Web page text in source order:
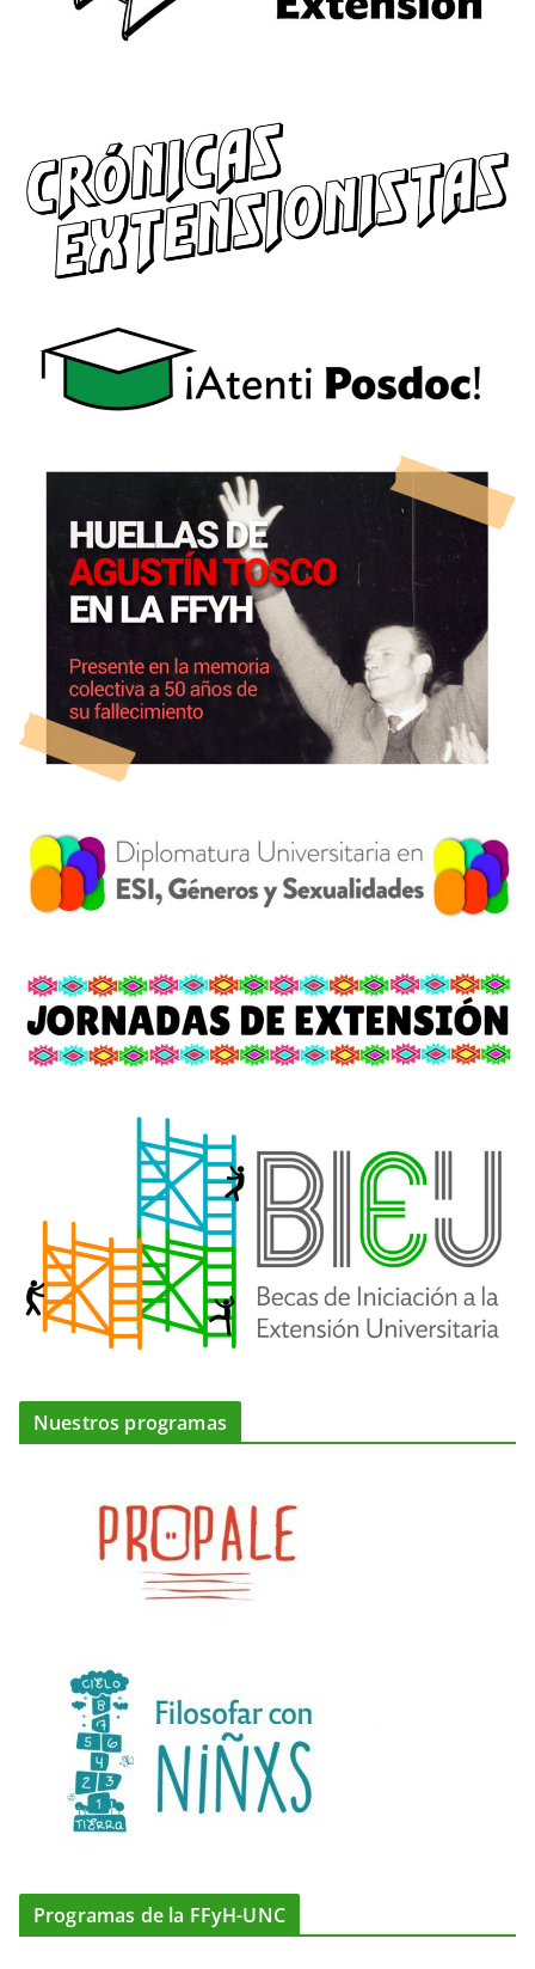
Nuestros programas
Programas de la FFyH-UNC